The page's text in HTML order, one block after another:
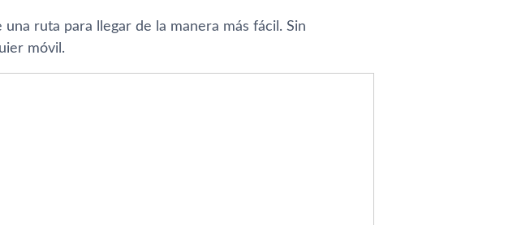
ruta para llegar de la manera más fácil. Sin
móvil.